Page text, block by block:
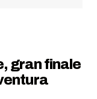
gran finale